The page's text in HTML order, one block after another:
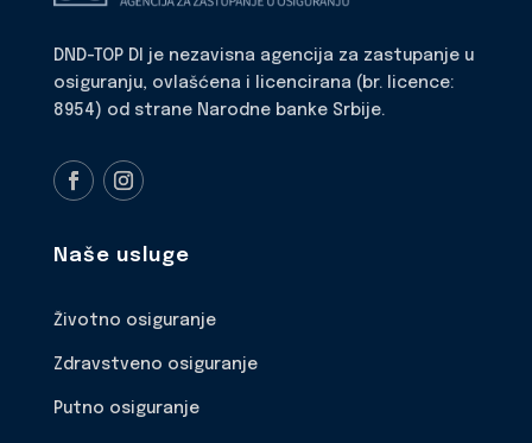
DND-TOP DI je nezavisna agencija za zastupanje u
osiguranju, ovlašćena i licencirana (br. licence:
8954) od strane Narodne banke Srbije.
Naše usluge
Životno osiguranje
Zdravstveno osiguranje
Putno osiguranje